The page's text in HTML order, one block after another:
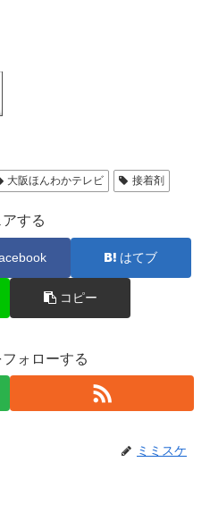
大阪ほんわかテレビ 接着剤
アする
はてブ
コピー
ォローする
ミミスケ